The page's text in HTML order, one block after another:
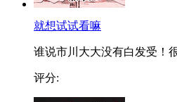
就想试试看嘛
谁说市川大大没有白发受！
评分: